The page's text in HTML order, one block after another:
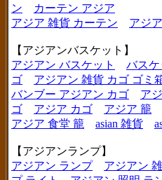
ン
カーテン アジア
アジア 雑貨 カーテン
アジ
【アジアンバスケット】
アジアン バスケット
バス
ゴ
アジアン 雑貨 カゴ ゴミ
バンブー アジアン カゴ
ア
ゴ
アジア カゴ
アジア 籠
アジア 食堂 籠
asian 雑貨
【アジアンランプ】
アジアン ランプ
アジアン